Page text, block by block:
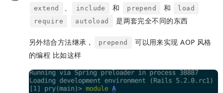
extend 、 include 和 prepend 和
load
require
autoload 是两套完全不同的东西
另外结合方法继承， prepend
可以用来实现 AOP 风格
的编程 比如这样